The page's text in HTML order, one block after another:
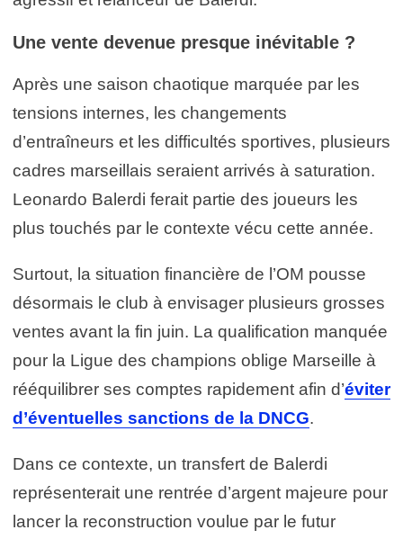
Une vente devenue presque inévitable ?
Après une saison chaotique marquée par les
tensions internes, les changements
d’entraîneurs et les difficultés sportives, plusieurs
cadres marseillais seraient arrivés à saturation.
Leonardo Balerdi ferait partie des joueurs les
plus touchés par le contexte vécu cette année.
Surtout, la situation financière de l’OM pousse
désormais le club à envisager plusieurs grosses
ventes avant la fin juin. La qualification manquée
pour la Ligue des champions oblige Marseille à
rééquilibrer ses comptes rapidement afin d’éviter
d’éventuelles sanctions de la DNCG.
Dans ce contexte, un transfert de Balerdi
représenterait une rentrée d’argent majeure pour
lancer la reconstruction voulue par le futur